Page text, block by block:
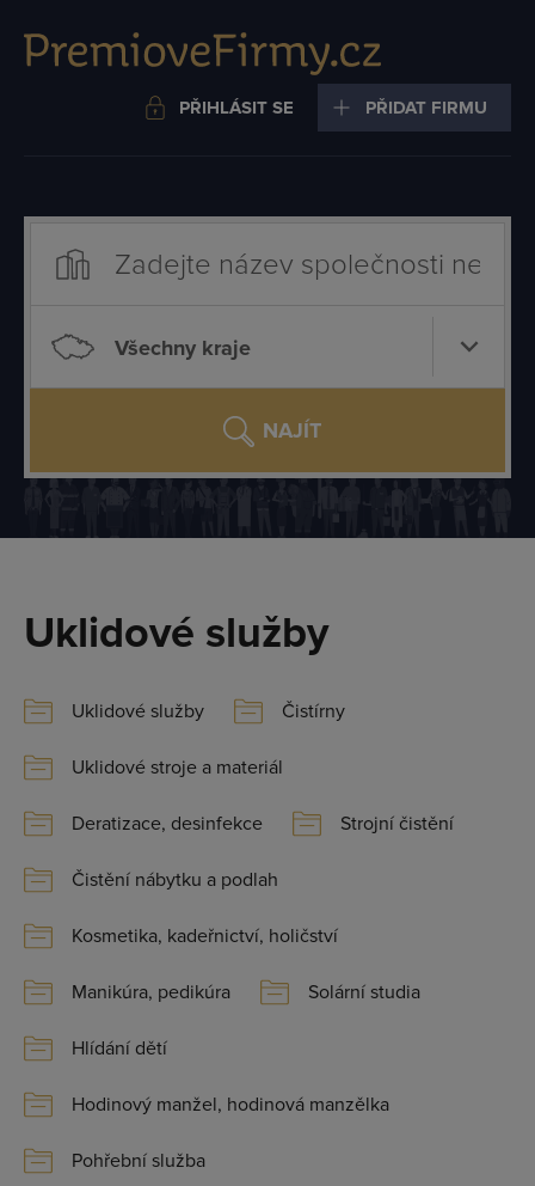
PŘIHLÁSIT SE PŘIDAT FIRMU
Všechny kraje
NAJÍT
Uklidové služby
Uklidové služby Čistírny
Uklidové stroje a materiál
Deratizace, desinfekce Strojní čistění
Čistění nábytku a podlah
Kosmetika, kadeřnictví, holičství
Manikúra, pedikúra Solární studia
Hlídání dětí
Hodinový manžel, hodinová manzělka
Pohřební služba